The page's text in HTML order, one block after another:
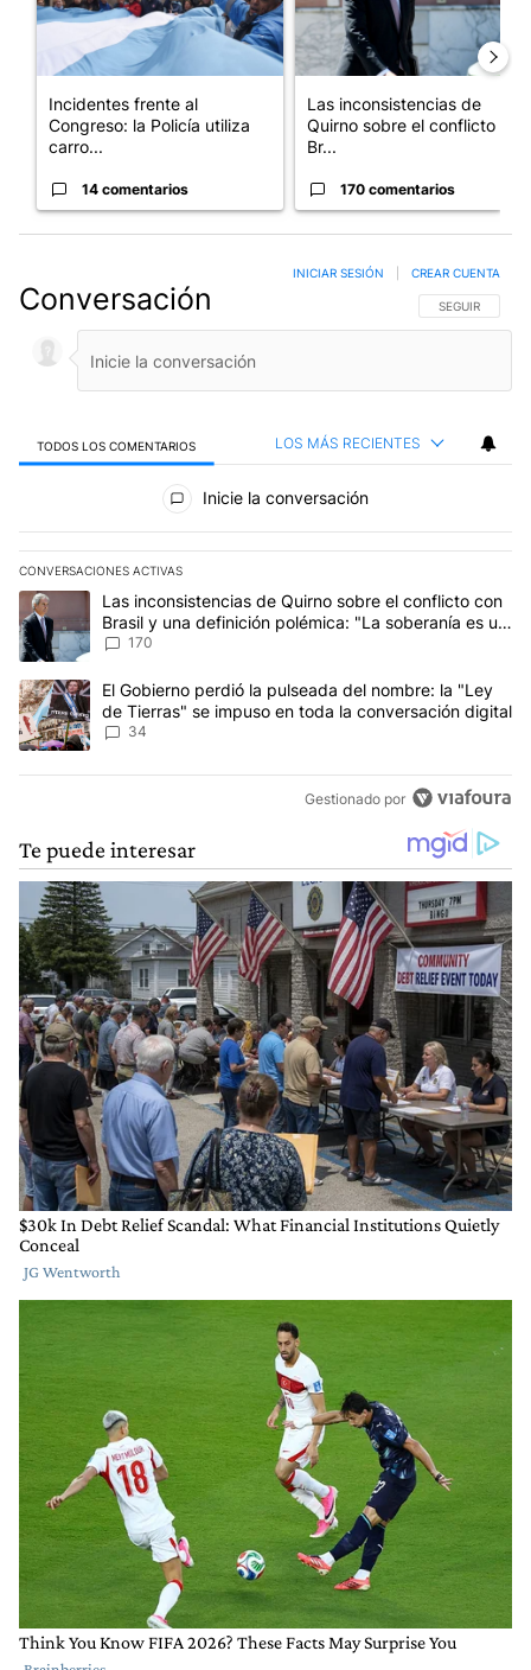
Incidentes frente al
Congreso: la Policía utiliza
carro...
14 comentarios
Las inconsistencias de
Quirno sobre el conflicto con
Br...
170 comentarios
Conversación SIGA ESTA
SEGUIR
INICIAR SESIÓN CREAR CUENTA
TODOS LOS COMENTARIOS LOS MÁS RECIENTES
Todos los comentarios
Inicie la conversación
CONVERSACIONES ACTIVAS
Este listado muestra los artículos con más comentarios en los
Un artículo de tendencia con el título "Las inconsistencias de
Las inconsistencias de Quirno sobre el conflicto con
Brasil y una definición polémica: "La soberanía es un
concepto antiguo"
170
Un artículo de tendencia con el título "El Gobierno perdió la
El Gobierno perdió la pulseada del nombre: la "Ley
de Tierras" se impuso en toda la conversación digital
34
Gestionado por